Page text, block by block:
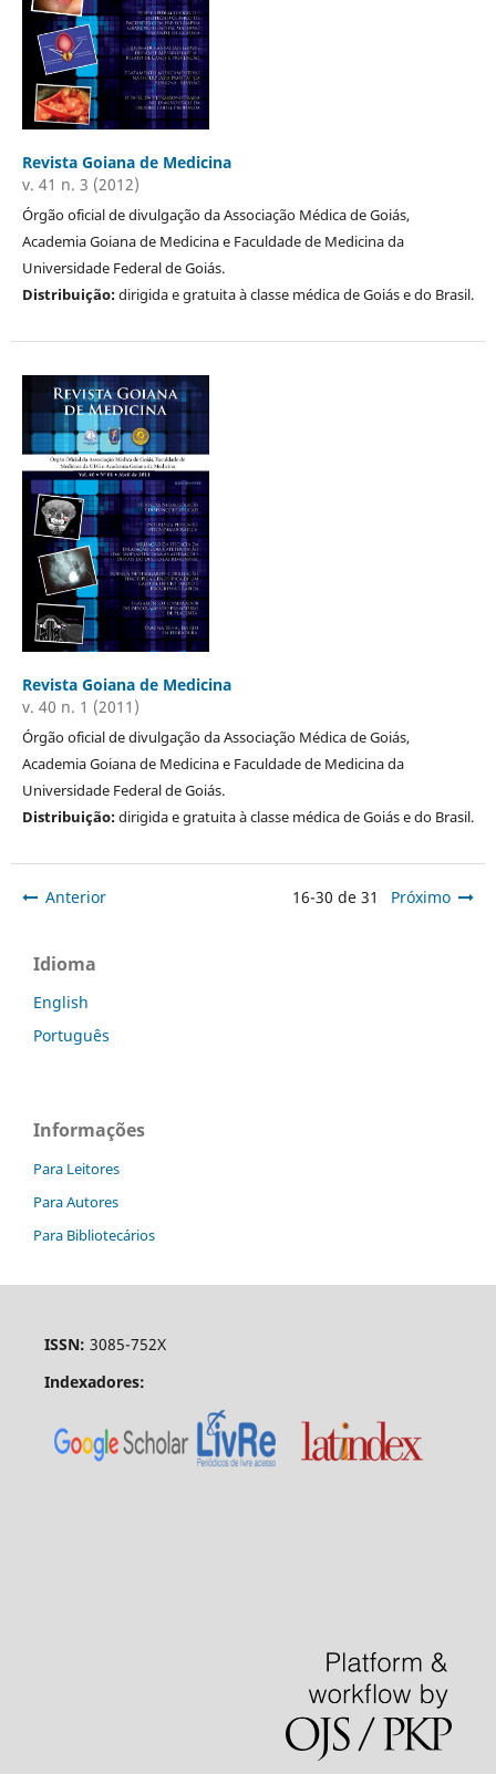
Revista Goiana de Medicina
v. 41 n. 3 (2012)
Órgão oficial de divulgação da Associação Médica de Goiás,
Academia Goiana de Medicina e Faculdade de Medicina da
Universidade Federal de Goiás.
Distribuição:dirigida e gratuita à classe médica de Goiás e do Brasil.
Revista Goiana de Medicina
v. 40 n. 1 (2011)
Órgão oficial de divulgação da Associação Médica de Goiás,
Academia Goiana de Medicina e Faculdade de Medicina da
Universidade Federal de Goiás.
Distribuição:dirigida e gratuita à classe médica de Goiás e do Brasil.
Anterior 16-30 de 31 Próximo
Idioma
English
Português
Informações
Para Leitores
Para Autores
Para Bibliotecários
ISSN: 3085-752X
Indexadores: